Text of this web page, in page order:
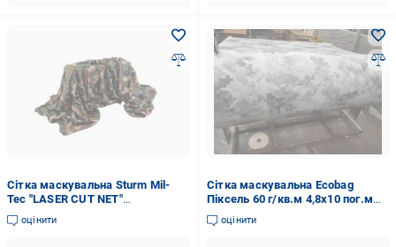
Сітка маскувальна Sturm Mil-
Tec "LASER CUT NET"
(150X300CM)
оцінити
Сітка маскувальна Ecobag
Піксель 60 г/кв.м 4,8x10 пог.м
зима
оцінити